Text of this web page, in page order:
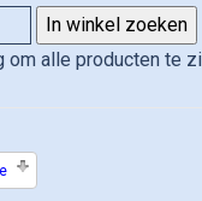
om alle producten te